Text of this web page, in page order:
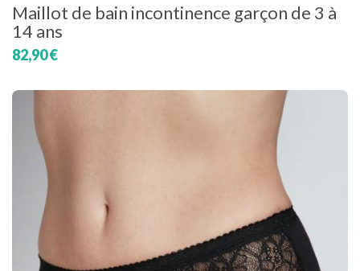
Maillot de bain incontinence garçon de 3 à
14 ans
82,90 €